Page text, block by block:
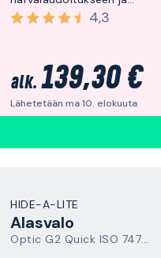
hyväksytty asennettavaksi
suoraan eristettä vasten. 6
4,3
alk. 139,30 €
Lähetetään ma 10. elokuuta
HIDE-A-LITE
Alasvalo
Optic G2 Quick ISO 7475858